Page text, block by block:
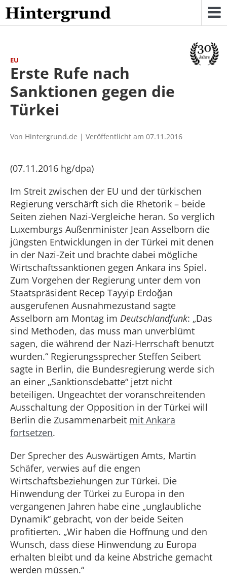
Skip
to
content
EU
Erste Rufe nach
Sanktionen gegen die
Türkei
Von Hintergrund.de | Veröffentlicht am 07.11.2016
(07.11.2016 hg/dpa)
Im Streit zwischen der EU und der türkischen
Regierung verschärft sich die Rhetorik – beide
Seiten ziehen Nazi-Vergleiche heran. So verglich
Luxemburgs Außenminister Jean Asselborn die
jüngsten Entwicklungen in der Türkei mit denen
in der Nazi-Zeit und brachte dabei mögliche
Wirtschaftssanktionen gegen Ankara ins Spiel.
Zum Vorgehen der Regierung unter dem von
Staatspräsident Recep Tayyip Erdoğan
ausgerufenen Ausnahmezustand sagte
Asselborn am Montag im Deutschlandfunk: „Das
sind Methoden, das muss man unverblümt
sagen, die während der Nazi-Herrschaft benutzt
wurden.“ Regierungssprecher Steffen Seibert
sagte in Berlin, die Bundesregierung werde sich
an einer „Sanktionsdebatte“ jetzt nicht
beteiligen. Ungeachtet der voranschreitenden
Ausschaltung der Opposition in der Türkei will
Berlin die Zusammenarbeit mit Ankara
fortsetzen.
Der Sprecher des Auswärtigen Amts, Martin
Schäfer, verwies auf die engen
Wirtschaftsbeziehungen zur Türkei. Die
Hinwendung der Türkei zu Europa in den
vergangenen Jahren habe eine „unglaubliche
Dynamik“ gebracht, von der beide Seiten
profitierten. „Wir haben die Hoffnung und den
Wunsch, dass diese Hinwendung zu Europa
erhalten bleibt und da keine Abstriche gemacht
werden müssen.“